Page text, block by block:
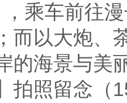
，乘车前往
而以大炮、
的海景与
拍照留念（